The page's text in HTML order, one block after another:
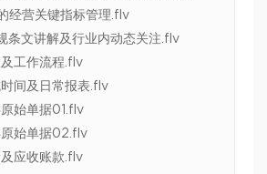
经营关键指标管理.flv
条文讲解及行业内动态关注.flv
工作流程.flv
间及日常报表.flv
始单据01.flv
原始单据02.flv
应收账款.flv